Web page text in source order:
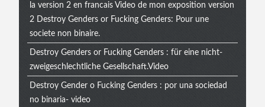
la version 2 en francais Video de mon exposition version
2 Destroy Genders or Fucking Genders: Pour une
societe non binaire.
Destroy Genders or Fucking Genders : für eine nicht-
zweigeschlechtliche Gesellschaft.Video
Destroy Gender o Fucking Genders : por una sociedad
no binaria- video